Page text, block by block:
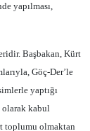
yapılması,
Başbakan, Kürt
Göç-Der’le
yaptığı
kabul
toplumu olmaktan